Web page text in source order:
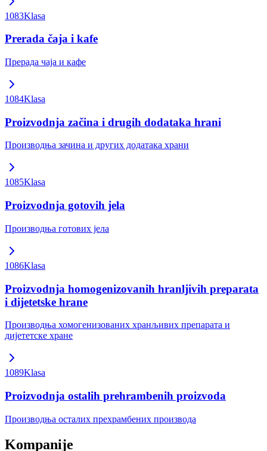
1083Klasa
Prerada čaja i kafe
Прерада чаја и кафе
1084Klasa
Proizvodnja začina i drugih dodataka hrani
Производња зачина и других додатака храни
1085Klasa
Proizvodnja gotovih jela
Производња готових јела
1086Klasa
Proizvodnja homogenizovanih hranljivih preparata
i dijetetske hrane
Производња хомогенизованих хранљивих препарата и
дијететске хране
1089Klasa
Proizvodnja ostalih prehrambenih proizvoda
Производња осталих прехрамбених производа
Kompanije